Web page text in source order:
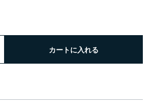
カートに入れる